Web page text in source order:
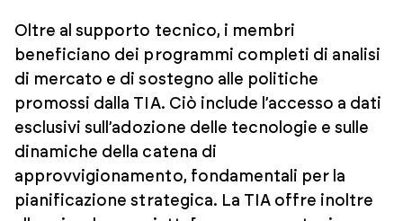
Oltre al supporto tecnico, i membri
beneficiano dei programmi completi di analisi
di mercato e di sostegno alle politiche
promossi dalla TIA. Ciò include l’accesso a dati
esclusivi sull’adozione delle tecnologie e sulle
dinamiche della catena di
approvvigionamento, fondamentali per la
pianificazione strategica. La TIA offre inoltre